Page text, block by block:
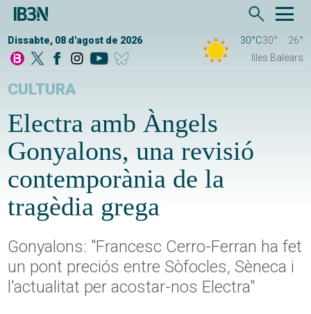
Dissabte, 08 d'agost de 2026 30°C30°
26°
Illes Balears
CULTURA
Electra amb Àngels
Gonyalons, una revisió
contemporània de la
tragèdia grega
Gonyalons: "Francesc Cerro-Ferran ha fet
un pont preciós entre Sòfocles, Sèneca i
l'actualitat per acostar-nos Electra"